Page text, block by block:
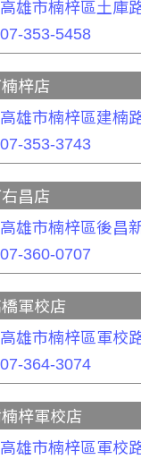
高雄市楠梓區土庫
07-353-5458
梓店
高雄市楠梓區建楠
07-353-3743
昌店
高雄市楠梓區後昌
07-360-0707
軍校店
高雄市楠梓區軍校
07-364-3074
梓軍校店
高雄市楠梓區軍校